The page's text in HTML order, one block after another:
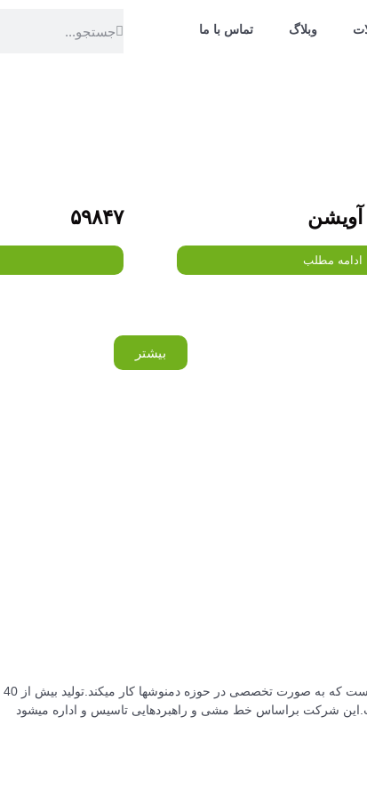
وبلاگ تماس با ما
ادامه مطلب
۵۹۸۴۷
بیشتر
شرکت براساس خط مشی و راهبردهایی تاسیس و اداره میشود